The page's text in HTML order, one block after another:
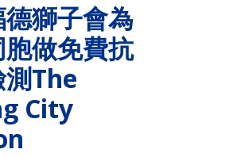
獅子會為
做免費抗
The
City